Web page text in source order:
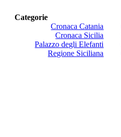
Categorie
Cronaca Catania
Cronaca Sicilia
Palazzo degli Elefanti
Regione Siciliana